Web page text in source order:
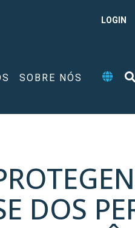
LOGIN
SOBRE NÓS
DOS